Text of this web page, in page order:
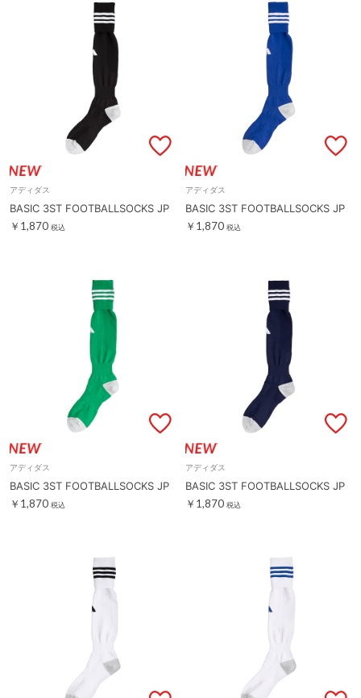
アディダス
BASIC 3ST FOOTBALLSOCKS JP
￥1,870 税込
アディダス
BASIC 3ST FOOTBALLSOCKS JP
￥1,870 税込
アディダス
BASIC 3ST FOOTBALLSOCKS JP
￥1,870 税込
アディダス
BASIC 3ST FOOTBALLSOCKS JP
￥1,870 税込